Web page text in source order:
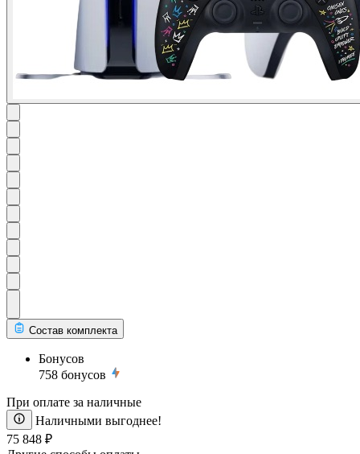
Состав комплекта
Бонусов
758 бонусов
При оплате за наличные
Наличными выгоднее!
75 848 ₽